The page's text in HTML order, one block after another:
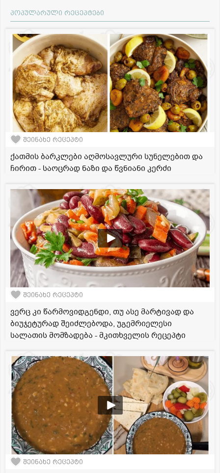
პოპულარული რეცეპტები
შეინახე რეცეპტი
ქათმის ბარკლები აღმოსავლური სუნელებით და
ჩირით - საოცრად ნაზი და წვნიანი კერძი
შეინახე რეცეპტი
ვერც კი წარმოვიდგენდი, თუ ასე მარტივად და
ბიუჯეტურად შეიძლებოდა, უგემრიელესი
სალათის მომზადება - მკითხველის რეცეპტი
შეინახე რეცეპტი